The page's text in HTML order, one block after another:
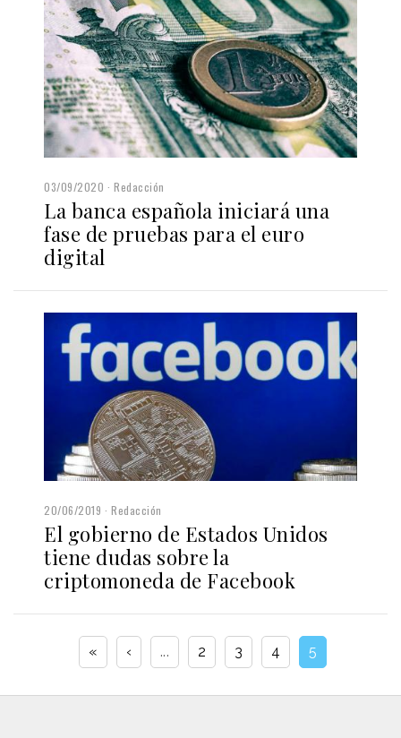
03/09/2020 Redacción
La banca española iniciará una
fase de pruebas para el euro
digital
20/06/2019 Redacción
El gobierno de Estados Unidos
tiene dudas sobre la
criptomoneda de Facebook
« ‹ ... 2 3 4 5